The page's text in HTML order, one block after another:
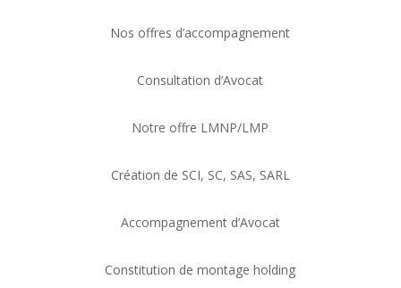
Nos offres d’accompagnement
Consultation d’Avocat
Notre offre LMNP/LMP
Création de SCI, SC, SAS, SARL
Accompagnement d’Avocat
Constitution de montage holding